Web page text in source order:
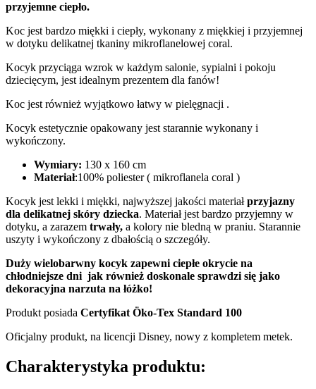
przyjemne ciepło.
Koc jest bardzo miękki i ciepły, wykonany z miękkiej i przyjemnej
w dotyku delikatnej tkaniny mikroflanelowej coral.
Kocyk przyciąga wzrok w każdym salonie, sypialni i pokoju
dziecięcym, jest idealnym prezentem dla fanów!
Koc jest również wyjątkowo łatwy w pielęgnacji .
Kocyk estetycznie opakowany jest starannie wykonany i
wykończony.
Wymiary: 130 x 160 cm
Materiał:100% poliester ( mikroflanela coral )
Kocyk jest lekki i miękki, najwyższej jakości materiałprzyjazny
dla delikatnej skóry dziecka. Materiał jest bardzo przyjemny w
dotyku, a zarazem trwały, a kolory nie bledną w praniu. Starannie
uszyty i wykończony z dbałością o szczegóły.
Duży wielobarwny kocyk zapewni ciepłe okrycie na
chłodniejsze dni jak również doskonale sprawdzi się jako
dekoracyjna narzuta na łóżko!
Produkt posiada Certyfikat Öko-Tex Standard 100
Oficjalny produkt, na licencji Disney, nowy z kompletem metek.
Charakterystyka produktu: